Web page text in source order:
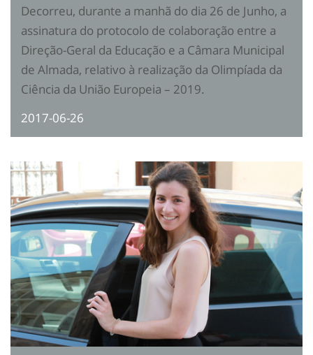
Decorreu, durante a manhã do dia 26 de Junho, a
assinatura do protocolo de colaboração entre a
Direção-Geral da Educação e a Câmara Municipal
de Almada, relativo à realização da Olimpíada da
Ciência da União Europeia – 2019.
2017-06-26